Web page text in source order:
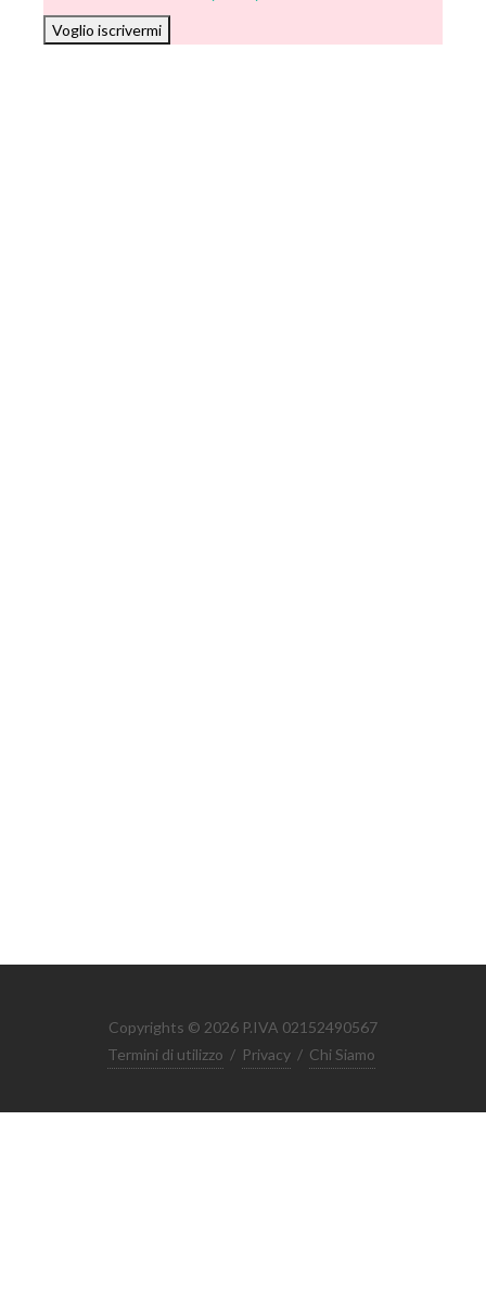
Voglio iscrivermi
Copyrights © 2026 P.IVA 02152490567
Termini di utilizzo / Privacy / Chi Siamo